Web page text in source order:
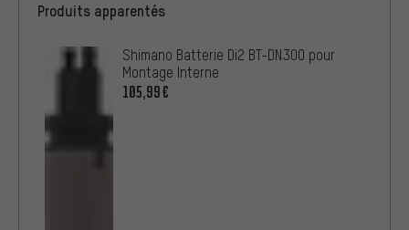
Produits apparentés
Shimano Batterie Di2 BT-DN300 pour
Montage Interne
105,99€